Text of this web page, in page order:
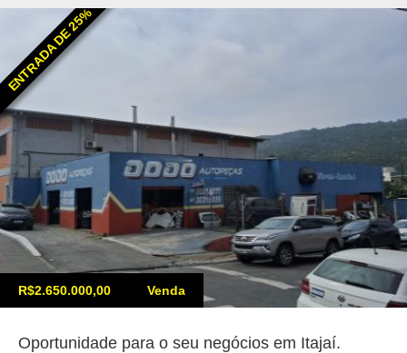
ENTRADA DE 25%
R$2.650.000,00 Venda
Oportunidade para o seu negócios em Itajaí.